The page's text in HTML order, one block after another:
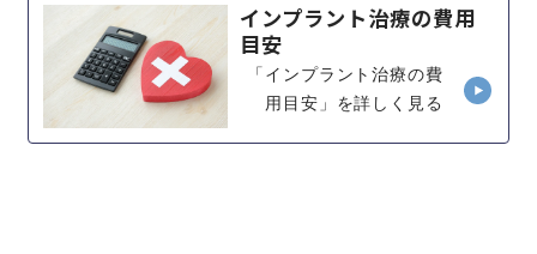
インプラント治療の費用
目安
「インプラント治療の費
用目安」を詳しく見る